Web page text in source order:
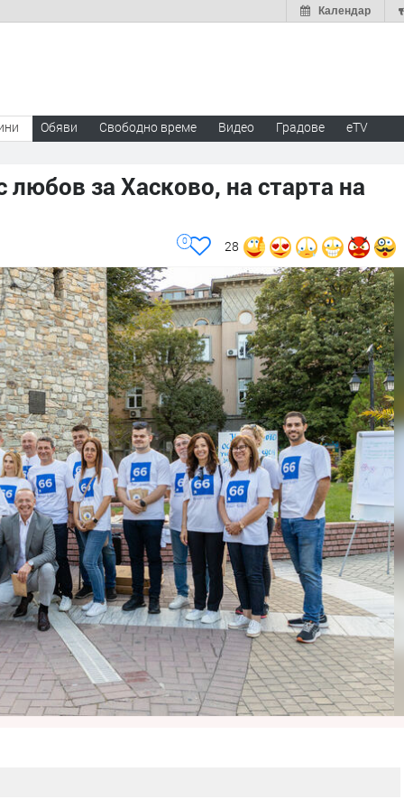
Календар
Обяви Свободно време Видео Градове eTV
за Хасково, на старта на
28
0